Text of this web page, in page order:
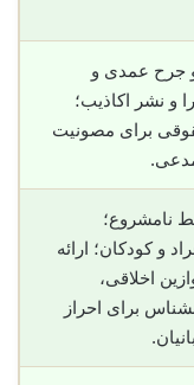
جرح عمدی و
و نشر اکاذیب؛
برای مصونیت
نامشروع؛
و کودکان؛ ارائه
اخلاقی،
برای احراز